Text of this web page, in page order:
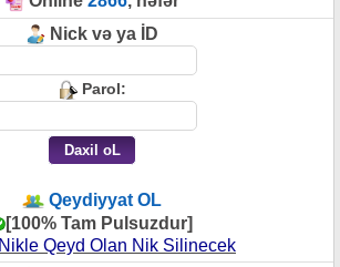
Nick və ya İD
Parol:
Qeydiyyat OL
[100% Tam Pulsuzdur]
Qeyd Olan Nik Silinecek